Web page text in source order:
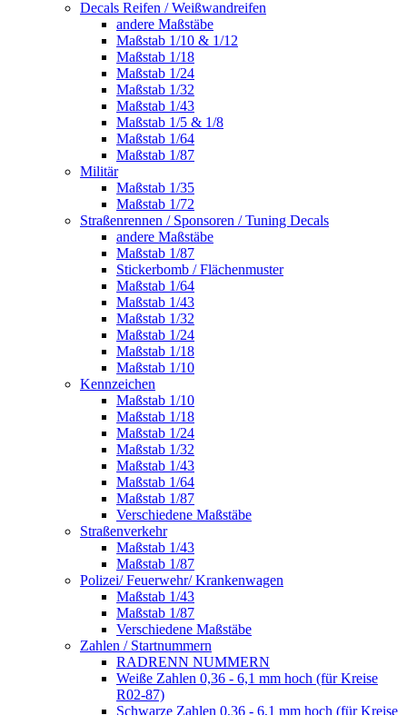
Decals Reifen / Weißwandreifen
andere Maßstäbe
Maßstab 1/10 & 1/12
Maßstab 1/18
Maßstab 1/24
Maßstab 1/32
Maßstab 1/43
Maßstab 1/5 & 1/8
Maßstab 1/64
Maßstab 1/87
Militär
Maßstab 1/35
Maßstab 1/72
Straßenrennen / Sponsoren / Tuning Decals
andere Maßstäbe
Maßstab 1/87
Stickerbomb / Flächenmuster
Maßstab 1/64
Maßstab 1/43
Maßstab 1/32
Maßstab 1/24
Maßstab 1/18
Maßstab 1/10
Kennzeichen
Maßstab 1/10
Maßstab 1/18
Maßstab 1/24
Maßstab 1/32
Maßstab 1/43
Maßstab 1/64
Maßstab 1/87
Verschiedene Maßstäbe
Straßenverkehr
Maßstab 1/43
Maßstab 1/87
Polizei/ Feuerwehr/ Krankenwagen
Maßstab 1/43
Maßstab 1/87
Verschiedene Maßstäbe
Zahlen / Startnummern
RADRENN NUMMERN
Weiße Zahlen 0,36 - 6,1 mm hoch (für Kreise
R02-87)
Schwarze Zahlen 0,36 - 6,1 mm hoch (für Kreise